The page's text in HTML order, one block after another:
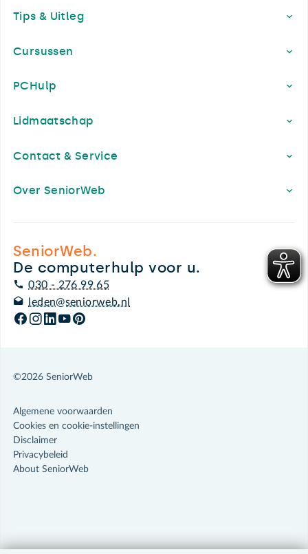
Tips & Uitleg
Cursussen
PCHulp
Lidmaatschap
Contact & Service
Over SeniorWeb
SeniorWeb.
De computerhulp voor u.
030 - 276 99 65
leden@seniorweb.nl
©2026 SeniorWeb
Algemene voorwaarden
Cookies en cookie-instellingen
Disclaimer
Privacybeleid
About SeniorWeb